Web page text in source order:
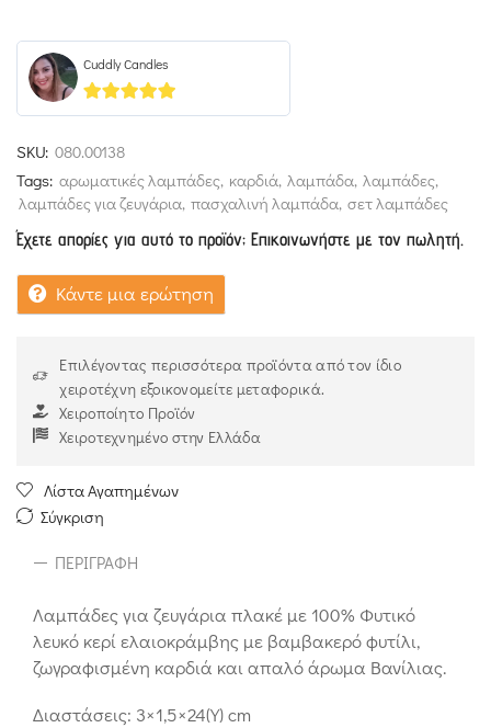
Cuddly Candles
5out of 5
SKU: 080.00138
Tags: αρωματικές λαμπάδες, καρδιά, λαμπάδα, λαμπάδες,
λαμπάδες για ζευγάρια, πασχαλινή λαμπάδα, σετ λαμπάδες
Έχετε απορίες για αυτό το προϊόν; Επικοινωνήστε με τον πωλητή.
Κάντε μια ερώτηση
Επιλέγοντας περισσότερα προϊόντα από τον ίδιο
χειροτέχνη εξοικονομείτε μεταφορικά.
Χειροποίητο Προϊόν
Χειροτεχνημένο στην Ελλάδα
Λίστα Αγαπημένων
Σύγκριση
ΠΕΡΙΓΡΑΦΉ
Λαμπάδες για ζευγάρια πλακέ με 100% Φυτικό
λευκό κερί ελαιοκράμβης με βαμβακερό φυτίλι,
ζωγραφισμένη καρδιά και απαλό άρωμα Βανίλιας.
Διαστάσεις: 3×1,5×24(Υ) cm